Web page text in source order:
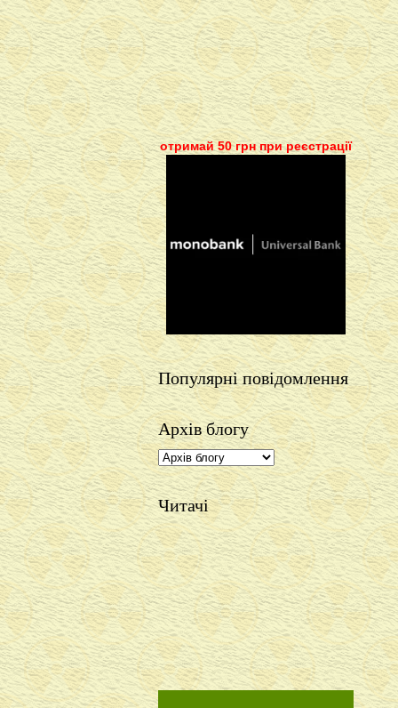
отримай 50 грн при реєстрації
Популярні повідомлення
Архів блогу
Читачі